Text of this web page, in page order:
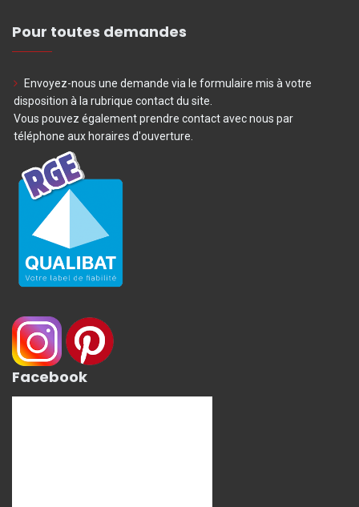
Pour toutes demandes
Envoyez-nous une demande via le formulaire mis à votre
disposition à la rubrique contact du site.
Vous pouvez également prendre contact avec nous par
téléphone aux horaires d'ouverture.
Facebook